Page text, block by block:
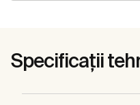
Specificații